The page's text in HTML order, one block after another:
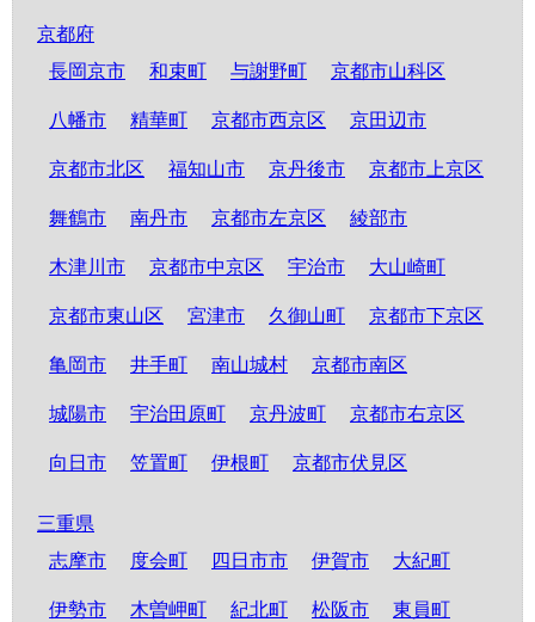
京都府
長岡京市
和束町 与謝野町 京都市山科区
八幡市 精華町 京都市西京区 京田辺市
京都市北区 福知山市 京丹後市 京都市上京区
舞鶴市 南丹市 京都市左京区 綾部市
木津川市 京都市中京区 宇治市 大山崎町
京都市東山区 宮津市 久御山町 京都市下京区
亀岡市 井手町 南山城村 京都市南区
城陽市 宇治田原町 京丹波町 京都市右京区
向日市 笠置町 伊根町 京都市伏見区
三重県
志摩市
度会町 四日市市 伊賀市 大紀町
伊勢市 木曽岬町 紀北町 松阪市 東員町